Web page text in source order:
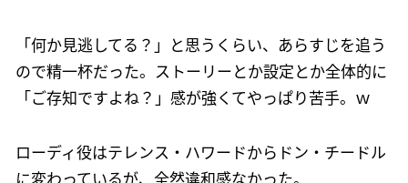
「何か見逃してる？」と思うくらい、あらすじを追う
ので精一杯だった。ストーリーとか設定とか全体的に
「ご存知ですよね？」感が強くてやっぱり苦手。ｗ
ローディ役はテレンス・ハワードからドン・チードル